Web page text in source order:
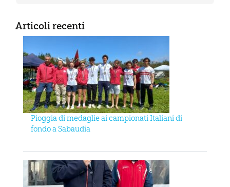
Articoli recenti
Pioggia di medaglie ai campionati Italiani di
fondo a Sabaudia